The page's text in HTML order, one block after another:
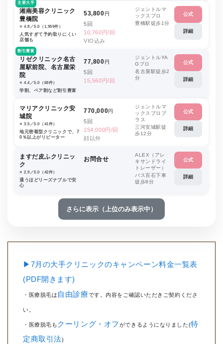
主要大手
湘南美容クリニック
豊橋院
⭐️ 4.8／5.0（1,959件）
人気すぎて予約取りにくい
店舗も
53,800円
5回
10,760円/回
VIO込み
ジェントルマ
ックスプロ
豊橋駅徒歩1分
公式
詳細
割引豊富
リゼクリニック名古
屋駅前院、名古屋栄
院
⭐️ 4.4／5.0（68件）
学割、ペア割など割引豊富
77,800円
5回
15,560円/回
ジェントルYA
Gプロ
名古屋駅徒歩2
分
公式
詳細
マリアクリニック安
城院
⭐️ 3.5／5.0（41件）
地元密着型クリニックで、7
0％以上がリピーター
770,000円
5回
154,000円/回
顔以外
ジェントルマ
ックスプロプ
ラス
三河安城駅徒
歩12分
公式
詳細
ますだ皮ふクリニッ
ク
⭐️ 2.9／5.0（42件）
通うほどリーズナブルで安
心
お問合せ
ALEX（アレ
キサンドライ
トレーザー）
バス百石下車
徒歩8分
公式
詳細
さらに表示（上位のみ表示中）
▶7月の大手クリニックのキャンペーン料金一覧表
(PDF開きます)
・医療脱毛は 自由診療です。内容をご確認いただきご契約くださ
い。
・医療脱毛も クーリング・オフ ができるようになりました(特
定商取引法)